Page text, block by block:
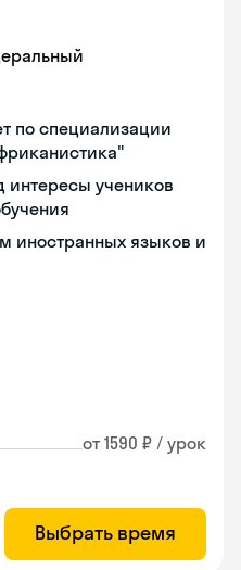
по специализации
интересы учеников
иностранных языков и
от 1590 ₽ / урок
Выбрать время